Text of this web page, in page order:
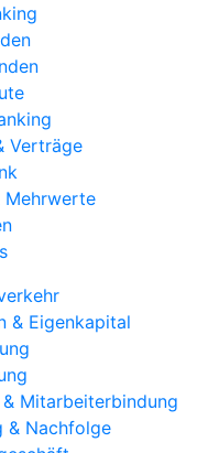
Verträge
Mehrwerte
& Eigenkapital
Mitarbeiterbindung
& Nachfolge